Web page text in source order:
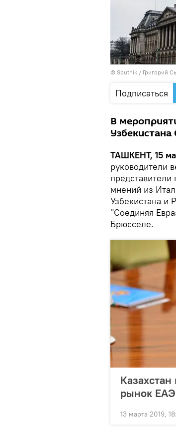
© Sputnik / Григорий
Подписаться
В
ТАШКЕНТ, 15
руководители
мнений из
Узбекистана и
"Соединяя
Брюсселе.
рынок
13 марта 2019,